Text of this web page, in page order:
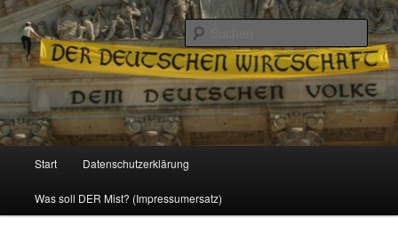
Reizzentrum
Politik, Wirtschaft, Soziales und Gesellschaft
Zum
Inhalt
Zum
sekundären
Start Datenschutzerklärung
Was soll DER Mist? (Impressumersatz)